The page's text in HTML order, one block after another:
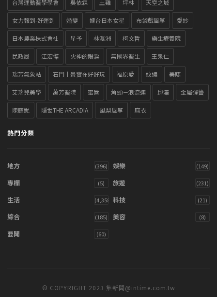
台灣運動醫學學會 吳依霖 土雞 坪林 天空之城
女力報到-好運到 婚變 嫁台日本女星 布袋戲風箏 愛紗
日本農業株式會社 星予 林瀛洲 柯文哲 樂生療養院
民政局 江宏傑 火神的眼淚 無國界醫生 王泉仁
瑞芳氣象站 石門十景實在好好玩 福原愛 紋繡 美睫
艾瑞兒美學 萬芳醫院 蜜唇 角頭－浪流連 邱澤 金屬彈簧
陳庭妮 隱世THE ARCADIA 風梨風箏 麻衣
熱門分類
地方 (396) 娛樂 (149)
專欄 (5) 旅遊 (231)
生活 (4,358) 科技 (21)
綜合 (185) 美容 (8)
要聞 (60)
© COPYRIGHT 2023 集新聞@intime.com.tw